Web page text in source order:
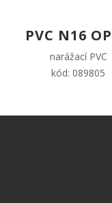
PVC N16
narážací PVC
kód: 089805